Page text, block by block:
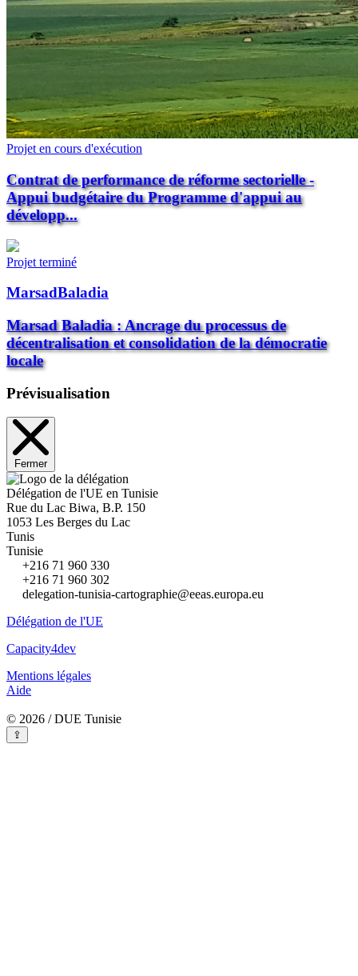
Projet en cours d'exécution
Contrat de performance de réforme sectorielle -
Appui budgétaire du Programme d'appui au
développ...
Projet terminé
MarsadBaladia
Marsad Baladia : Ancrage du processus de
décentralisation et consolidation de la démocratie
locale
Prévisualisation
Fermer
Délégation de l'UE en Tunisie
Rue du Lac Biwa, B.P. 150
1053 Les Berges du Lac
Tunis
Tunisie
+216 71 960 330
+216 71 960 302
delegation-tunisia-cartographie@eeas.europa.eu
Délégation de l'UE
Capacity4dev
Mentions légales
Aide
© 2026 / DUE Tunisie
⇪